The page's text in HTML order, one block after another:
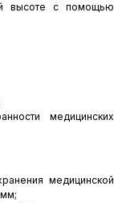
высоте с помощью
медицинских
медицинской